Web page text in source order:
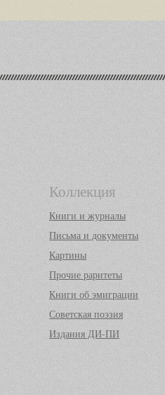
Коллекция
Книги и журналы
Письма и документы
Картины
Прочие раритеты
Книги об эмиграции
Советская поэзия
Издания ДИ-ПИ